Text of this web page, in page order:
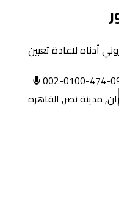
أدناه لاعادة تعيين
002-0100-474-